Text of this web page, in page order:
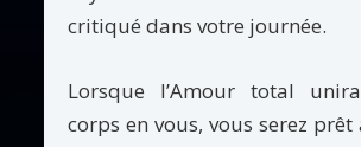
critiqué dans votre journée.
Lorsque l’Amour total
corps en vous, vous serez